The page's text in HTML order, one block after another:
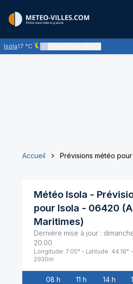
Isola17 °C
Ciel dégagé - quasiment pas de
Accueil Prévisions météo pour
Météo Isola -
pour Isola - 06420 (
Maritimes)
Dernière mise à jour :
20:00
Longitude: 7.05° - Latitude: 44.18°
2930m
08 h 11 h 14 h